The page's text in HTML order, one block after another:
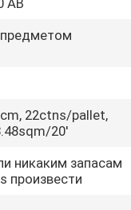
AB
22ctns/pallet,
20'
никаким запасам
произвести